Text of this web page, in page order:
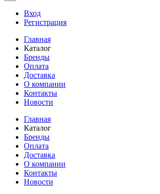
Вход
Регистрация
Главная
Каталог
Бренды
Оплата
Доставка
О компании
Контакты
Новости
Главная
Каталог
Бренды
Оплата
Доставка
О компании
Контакты
Новости